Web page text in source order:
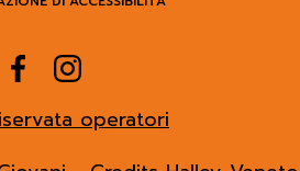
operatori